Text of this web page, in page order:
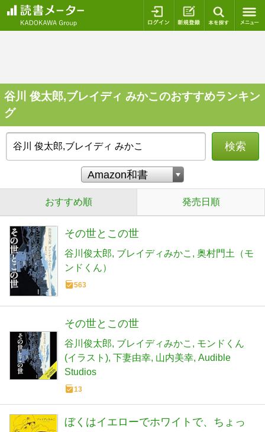
ログイン 新規登録
谷川 俊太郎,ブレイディ みかこのおすすめランキン
グ
検索
おすすめ順 発売日順
その世とこの世
谷川俊太郎 ブレイディみかこ
奥村門土（モ
ンドくん）
563
その世とこの世
谷川俊太郎 ブレイディみかこ
モンドくん
(イラスト) 下妻由幸 山内美幸 Audible
Studios
13
ぼくはイエローでホワイトで、ちょっ